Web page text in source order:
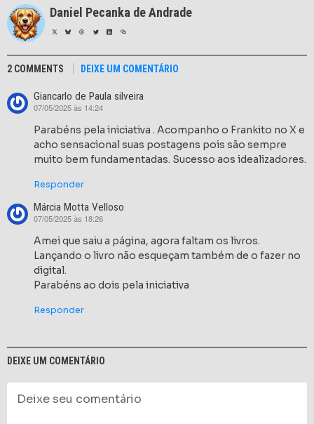
Daniel Pecanka de Andrade
2 COMMENTS DEIXE UM COMENTÁRIO
Giancarlo de Paula silveira
disse:
07/05/2025 às 14:24
Parabéns pela iniciativa . Acompanho o Frankito no X e
acho sensacional suas postagens pois são sempre
muito bem fundamentadas. Sucesso aos idealizadores.
Responder
Márcia Motta Velloso
disse:
07/05/2025 às 18:26
Amei que saiu a página, agora faltam os livros.
Lançando o livro não esqueçam também de o fazer no
digital.
Parabéns ao dois pela iniciativa
Responder
DEIXE UM COMENTÁRIO